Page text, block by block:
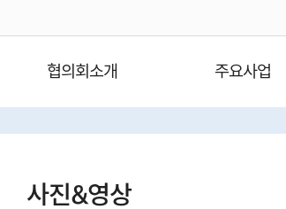
협의회소개 주요사업
사진&영상